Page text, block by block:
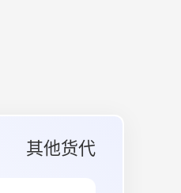
其他货代